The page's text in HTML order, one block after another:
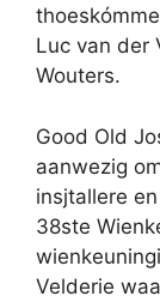
Luc van der
Wouters.
Good Old
aanwezig
insjtallere
38ste
Velderie